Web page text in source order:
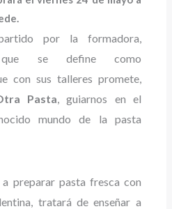
por la formadora,
se define como
con sus talleres promete,
Pasta, guiarnos en el
mundo de la pasta
a preparar pasta fresca con
tratará de enseñar a